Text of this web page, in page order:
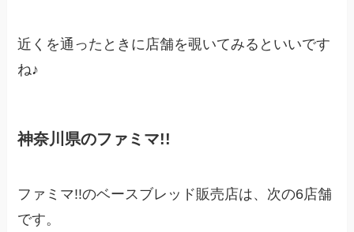
近くを通ったときに店舗を覗いてみるといいです
ね♪
神奈川県のファミマ!!
ファミマ!!のベースブレッド販売店は、次の6店舗
です。